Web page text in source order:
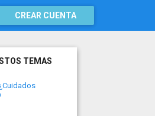
CREAR CUENTA
TEMAS